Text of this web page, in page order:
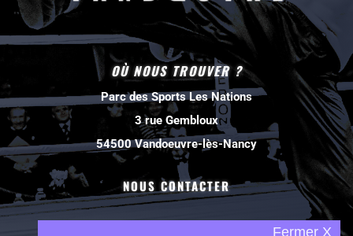
OÙ NOUS TROUVER ?
Parc des Sports Les Nations
3 rue Gembloux
54500 Vandoeuvre-lès-Nancy
NOUS CONTACTER
Fermer X